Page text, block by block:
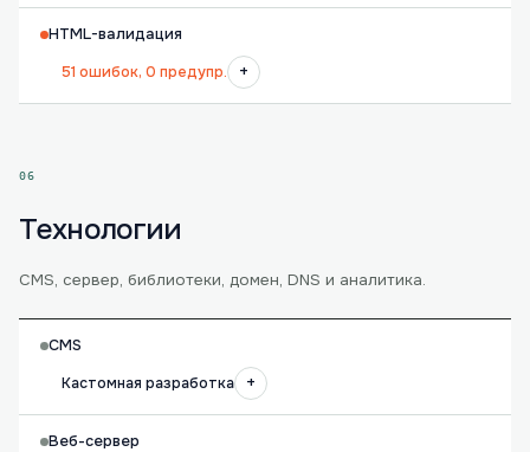
HTML-валидация
51 ошибок, 0 предупр.
+
06
Технологии
CMS, сервер, библиотеки, домен, DNS и аналитика.
CMS
Кастомная разработка
+
Веб-сервер